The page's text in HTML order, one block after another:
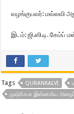
வழங்குபவர்: மவ்லவி
இடம்: ஜி.ஸி.டி. கேம்ப்
Tags QURANKALVI
முஷ்ரிஃபா இஸ்லாமிய